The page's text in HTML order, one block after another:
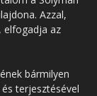
Azzal,
elfogadja az
bármilyen
terjesztésével